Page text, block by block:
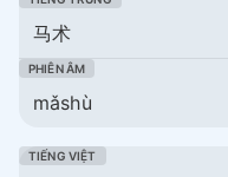
马术
mǎshù